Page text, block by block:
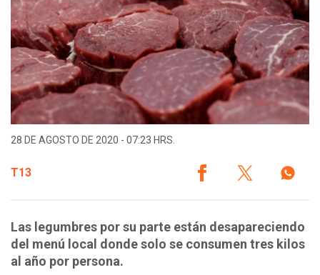
28 DE AGOSTO DE 2020 - 07:23 HRS.
T13
Las legumbres por su parte están desapareciendo
del menú local donde solo se consumen tres kilos
al año por persona.